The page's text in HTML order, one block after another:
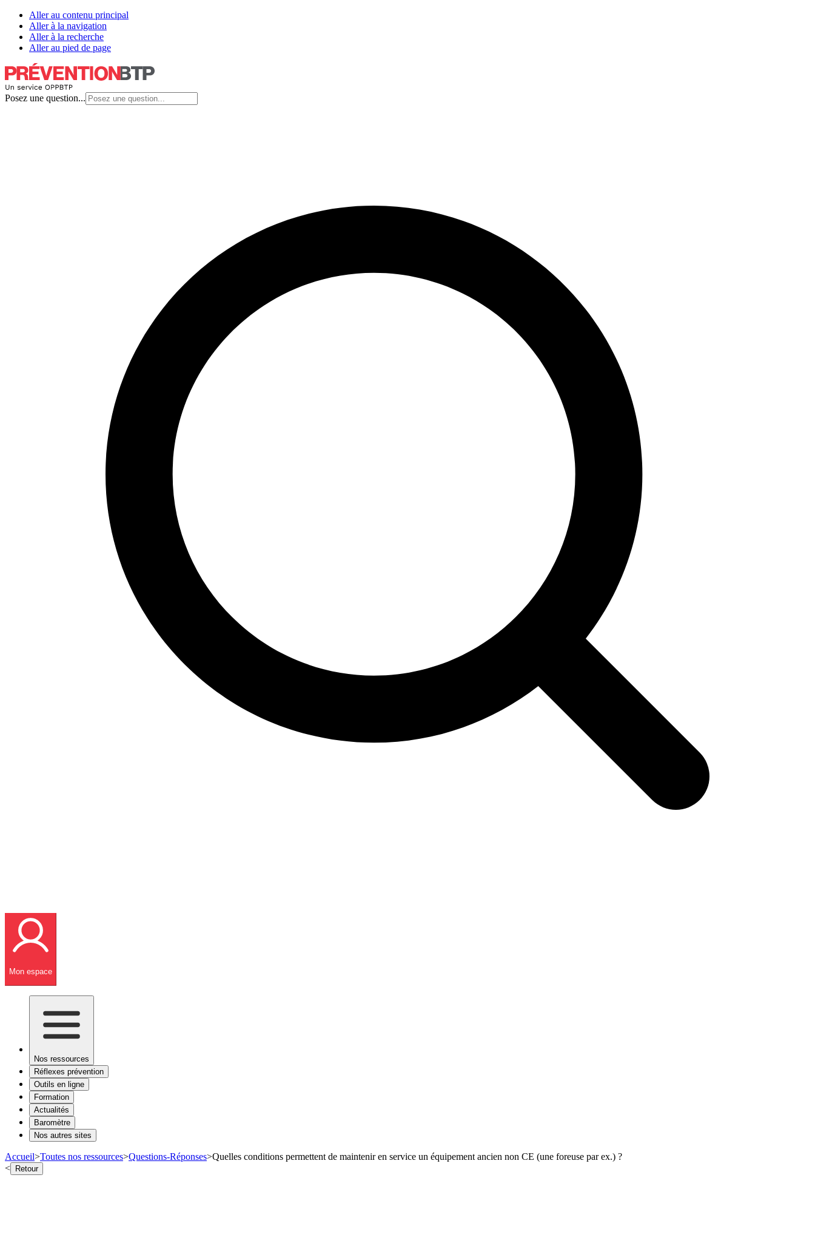
Aller au contenu principal
Aller à la navigation
Aller à la recherche
Aller au pied de page
Posez une question...
Mon espace
Nos ressources
Réflexes prévention
Outils en ligne
Formation
Actualités
Baromètre
Nos autres sites
Accueil>Toutes nos ressources>Questions-Réponses>Quelles conditions permettent de maintenir en service un équipement ancien non CE (une foreuse par ex.) ?
< Retour